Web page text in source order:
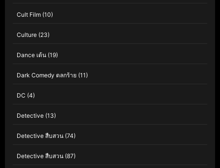
Cult Film (10)
Culture (23)
Dance เต้น (19)
Dark Comedy ตลกร้าย (11)
DC (4)
Detective (13)
Detective สืบสวน (74)
Detective สืบสวน (87)